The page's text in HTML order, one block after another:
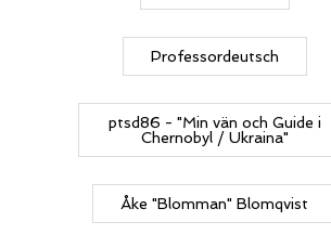
Professordeutsch
ptsd86 - "Min vän och Guide i
Chernobyl / Ukraina"
Åke "Blomman" Blomqvist